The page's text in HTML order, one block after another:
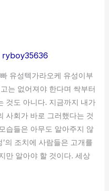
ryboy35636
유성텍가라오케 유성이부
는 없어져야 한다며 싹부터
것도 아니다. 지금까지 내가
사회가 바로 그러했다는 것
습들은 아무도 알아주지 않
’의 조치에 사람들은 고개를
만 알아야 할 것이다. 세상